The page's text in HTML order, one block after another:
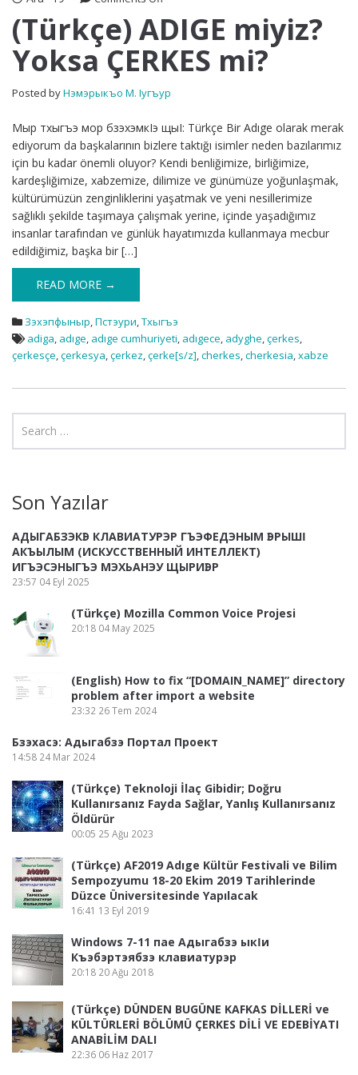
ADIGE
miyiz?
Yoksa
mi?
(Türkçe) ADIGE miyiz?
Yoksa ÇERKES mi?
Posted byНэмэрыкъо М. Iугъур
Мыр тхыгъэ мор бзэхэмкIэ щыI: Türkçe Bir Adıge olarak merak
ediyorum da başkalarının bizlere taktığı isimler neden bazılarımız
için bu kadar önemli oluyor? Kendi benliğimize, birliğimize,
kardeşliğimize, xabzemize, dilimize ve günümüze yoğunlaşmak,
kültürümüzün zenginliklerini yaşatmak ve yeni nesillerimize
sağlıklı şekilde taşımaya çalışmak yerine, içinde yaşadığımız
insanlar tarafından ve günlük hayatımızda kullanmaya mecbur
edildiğimiz, başka bir […]
READ MORE →
Зэхэпфыныр,Пстэури,Тхыгъэ
adiga, adıge, adıge cumhuriyeti, adıgece, adyghe,çerkes,
çerkesçe,çerkesya,çerkez,çerke[s/z],cherkes,cherkesia,xabze
Son Yazılar
АДЫГАБЗЭКӀЭ КЛАВИАТУРЭР ГЪЭФЕДЭНЫМ ӀЭРЫШӀ
АКЪЫЛЫМ (ИСКУССТВЕННЫЙ ИНТЕЛЛЕКТ)
ИГЪЭСЭНЫГЪЭ МЭХЬАНЭУ ЩЫРИӀЭР
23:57 04 Eyl 2025
(Türkçe) Mozilla Common Voice Projesi
20:18 04 May 2025
(English) How to fix “[DOMAIN_NAME]” directory
problem after import a website
23:32 26 Tem 2024
Бзэхасэ: Адыгабзэ Портал Проект
14:58 24 Mar 2024
(Türkçe) Teknoloji İlaç Gibidir; Doğru
Kullanırsanız Fayda Sağlar, Yanlış Kullanırsanız
Öldürür
00:05 25 Ağu 2023
(Türkçe) AF2019 Adıge Kültür Festivali ve Bilim
Sempozyumu 18-20 Ekim 2019 Tarihlerinde
Düzce Üniversitesinde Yapılacak
16:41 13 Eyl 2019
Windows 7-11 пае Адыгабзэ ыкӏи
Къэбэртэябзэ клавиатурэр
20:18 20 Ağu 2018
(Türkçe) DÜNDEN BUGÜNE KAFKAS DİLLERİ ve
KÜLTÜRLERİ BÖLÜMÜ ÇERKES DİLİ VE EDEBİYATI
ANABİLİM DALI
22:36 06 Haz 2017